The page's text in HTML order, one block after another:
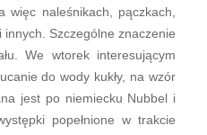
więc naleśnikach, pączkach,
Szczególne znaczenie
We wtorek interesującym
do wody kukły, na wzór
jest po niemiecku Nubbel i
popełnione w trakcie